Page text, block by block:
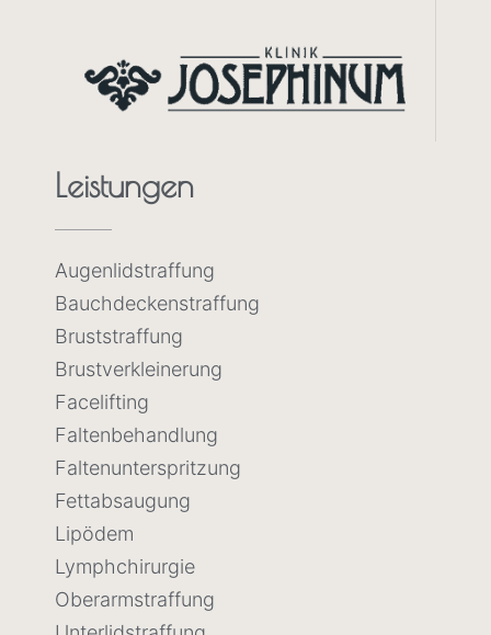
Leistungen
Augenlidstraffung
Bauchdeckenstraffung
Bruststraffung
Brustverkleinerung
Facelifting
Faltenbehandlung
Faltenunterspritzung
Fettabsaugung
Lipödem
Lymphchirurgie
Oberarmstraffung